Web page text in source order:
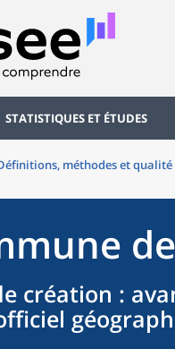
STATISTIQUES ET ÉTUDES
méthodes et qualité
de
création :